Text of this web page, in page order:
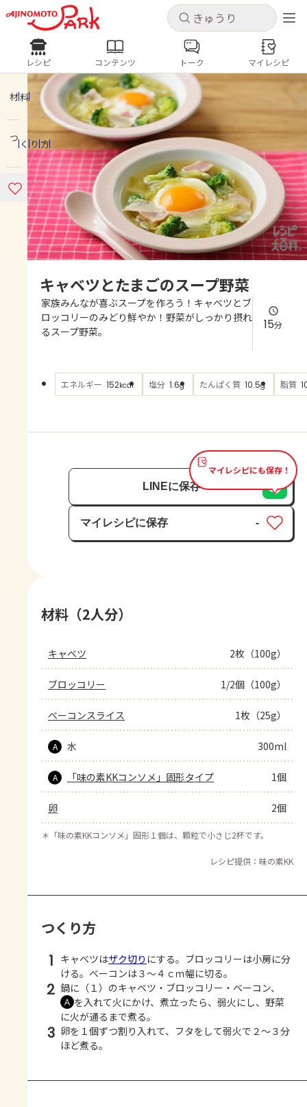
キャンセル
ログインするとレシピを保存できます
ログイン 新規登録
ホーム
コンテンツ
レシピ
よくあるお問い合わせ
AJINOMOTO PARK とは
キャンセル
レシピ コンテンツ
人気の食材・レシピ
きゅうり なす トマト
とうもろこし
ピーマン
みょうが ゴーヤ
レシピ コンテンツ トーク マイレシピ
材料
つくり方
キャベツとたまごのスープ野菜
家族みんなが喜ぶスープを作ろう！キャベツとブ
ロッコリーのみどり鮮やか！野菜がしっかり摂れ
るスープ野菜。
15分
エネルギー 152kcal 塩分 1.6g たんぱく質 10.5g 脂質
マイレシピにも保存！
LINEに保存
マイレシピに保存
保存済み
-
材料（2人分）
キャベツ 2枚（100g）
ブロッコリー 1/2個（100g）
ベーコンスライス 1枚（25g）
A 水 300ml
A 「味の素KKコンソメ」固形タイプ 1個
卵 2個
＊ 「味の素KKコンソメ」固形１個は、顆粒で小さじ2杯です。
レシピ提供：味の素KK
つくり方
1 キャベツはザク切り にする。ブロッコリーは小房に分
ける。ベーコンは３～４ｃｍ幅に切る。
2 鍋に（１）のキャベツ・ブロッコリー・ベーコン、
Ａ を入れて火にかけ、煮立ったら、弱火にし、野菜
に火が通るまで煮る。
3 卵を１個ずつ割り入れて、フタをして弱火で２～３分
ほど煮る。